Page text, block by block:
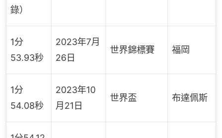
錄）
1分
53.93秒
2023年7月
26日
世界錦標賽 福岡
1分
54.08秒
2023年10
月21日
世界盃 布達佩斯